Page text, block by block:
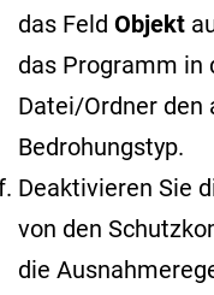
das Feld Objekt
das Programm in
Datei/Ordner den
Bedrohungstyp.
Deaktivieren Sie
von den
die